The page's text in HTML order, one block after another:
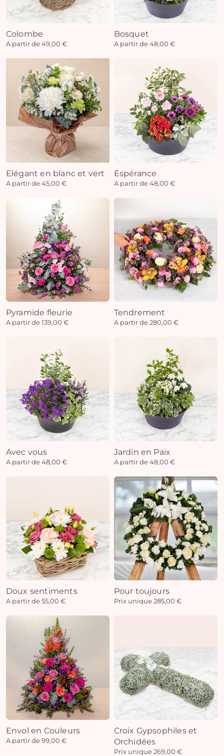
Colombe
A partir de 49,00 €
Bosquet
A partir de 48,00 €
Elégant en blanc et vert
A partir de 45,00 €
Espérance
A partir de 48,00 €
Pyramide fleurie
A partir de 139,00 €
Tendrement
A partir de 280,00 €
Avec vous
A partir de 48,00 €
Jardin en Paix
A partir de 48,00 €
Doux sentiments
A partir de 55,00 €
Pour toujours
Prix unique 285,00 €
Envol en Couleurs
A partir de 99,00 €
Croix Gypsophiles et
Orchidées
Prix unique 269,00 €